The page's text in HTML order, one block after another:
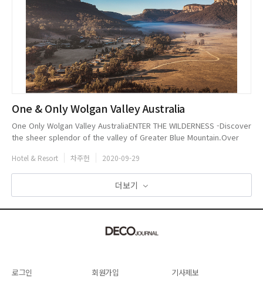
One & Only Wolgan Valley Australia
One Only Wolgan Valley AustraliaENTER THE WILDERNESS -Discover
the sheer splendor of the valley of Greater Blue Mountain.Over
youll find...
Hotel & Resort 차주헌 2020-09-29
더보기
로그인 회원가입
기사제보